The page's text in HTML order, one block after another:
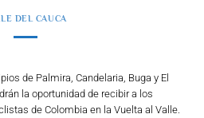
DEL CAUCA
de Palmira, Candelaria, Buga y El
la oportunidad de recibir a los
de Colombia en la Vuelta al Valle.